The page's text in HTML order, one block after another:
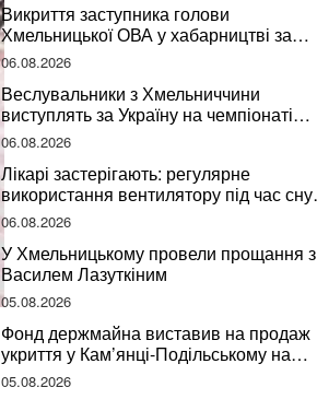
Викриття заступника голови
Хмельницької ОВА у хабарництві за
підписання контрактів на ремонт доріг
06.08.2026
Веслувальники з Хмельниччини
виступлять за Україну на чемпіонаті
світу
06.08.2026
Лікарі застерігають: регулярне
використання вентилятору під час сну
може негативно вплинути на ваше
здоров’я
06.08.2026
У Хмельницькому провели прощання з
Василем Лазуткіним
05.08.2026
Фонд держмайна виставив на продаж
укриття у Кам’янці-Подільському на
Хмельниччині
05.08.2026